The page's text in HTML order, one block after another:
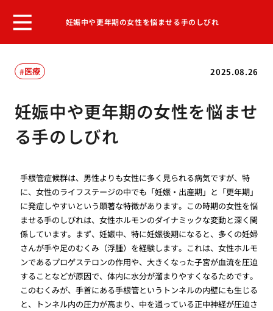
妊娠中や更年期の女性を悩ませる手のしびれ
2025.08.26
医療
妊娠中や更年期の女性を悩ませ
る手のしびれ
手根管症候群は、男性よりも女性に多く見られる病気ですが、特
に、女性のライフステージの中でも「妊娠・出産期」と「更年期」
に発症しやすいという顕著な特徴があります。この時期の女性を悩
ませる手のしびれは、女性ホルモンのダイナミックな変動と深く関
係しています。まず、妊娠中、特に妊娠後期になると、多くの妊婦
さんが手や足のむくみ（浮腫）を経験します。これは、女性ホルモ
ンであるプロゲステロンの作用や、大きくなった子宮が血流を圧迫
することなどが原因で、体内に水分が溜まりやすくなるためです。
このむくみが、手首にある手根管というトンネルの内壁にも生じる
と、トンネル内の圧力が高まり、中を通っている正中神経が圧迫さ